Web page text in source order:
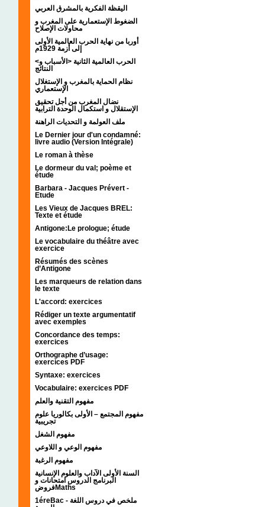
اليقظة الفكرية بالمشرق العربي
الضغوط الإستعمارية على المغرب و
محاولات الإصلاح
أوربا من نهاية الحرب العالمية الأولى
إلى أزمة 1929م
<الحرب العالمية الثانية <الأسباب و
النتائج
نظام الحماية بالمغرب و الإستغلال
الإستعماري
نضال المغرب من أجل تحقيق
الإستقلال و استكمال الوحدة الترابية
ملف العولمة و التحديات الراهنة
Le Dernier jour d'un condamné:
livre audio (Version Intégrale)
Le roman à thèse
Le dormeur du val; poème et
étude
Barbara - Jacques Prévert -
Etude
Les Vieux de Jacques BREL:
Texte et étude
Antigone:Le prologue; étude
Le vocabulaire du théâtre avec
exercice
Résumés des scènes
d’Antigone
Les marqueurs de relation dans
le texte
L'accord: exercices
Rédiger un texte argumentatif
avec exemples
Concordance des temps:
exercices
Orthographe d’usage:
exercices PDF
Syntaxe: exercices
Vocabulaire: exercices PDF
مفهوم التقنية والعلم
مفهوم المجتمع – الأولى بكالوريا علوم
تجريبية
مفهوم الشغل
مفهوم الوعي و اللاوعي
مفهوم الرغبة
السنة الأولى الآداب والعلوم الإنسانية
البرنامج الدروس امتحانات و
فروضMaths
1éreBac - ملخص في دروس اللغة